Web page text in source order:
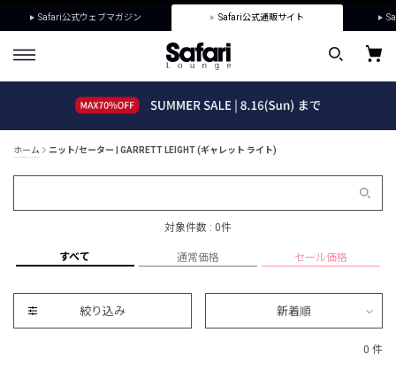
Safari公式ウェブマガジン Safari公式通販サイト
ホーム ニット/セーター | GARRETT LEIGHT (ギャレット ライト)
対象件数 : 0件
すべて 通常価格 セール価格
絞り込み 新着順
0 件